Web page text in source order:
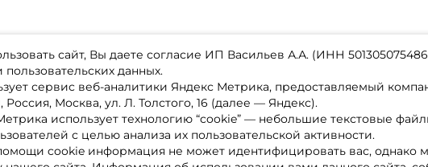
сайт, Вы даете согласие ИП Васильев А.А. (ИНН
данных.
сервис веб-аналитики Яндекс Метрика, предоставляемый
Россия, Москва, ул. Л. Толстого, 16 (далее — Яндекс).
использует технологию “cookie” — небольшие текстовые
с целью анализа их пользовательской активности.
cookie информация не может идентифицировать вас, однако
О магазине
Доставка
Оплата
Fox-bonus
Каталог товаров
Акции
Новинки
Бренды